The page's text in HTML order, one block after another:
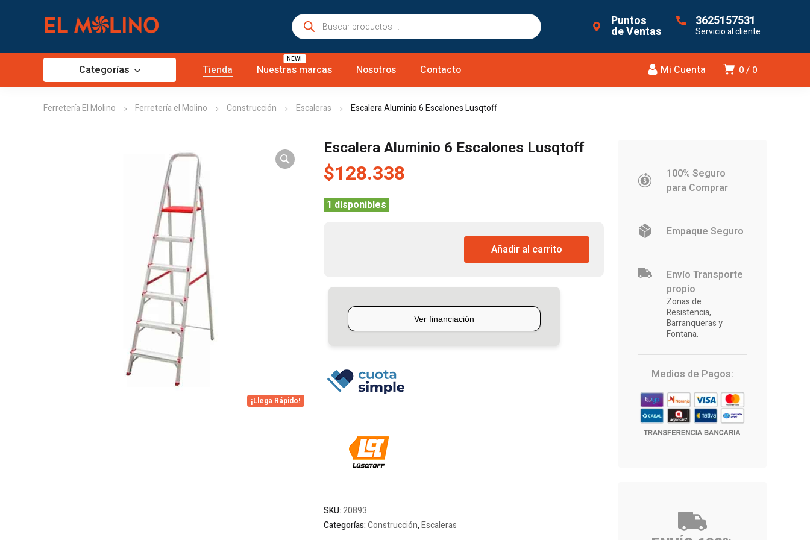
Búsqueda
de
Puntos
de Ventas
3625157531
Servicio al cliente
0 0
Mi Cuenta
Categorías Tienda Nuestras marcas
NEW!
Nosotros Contacto
Ferretería El Molino Ferretería el Molino Construcción Escaleras Escalera Aluminio 6 Escalones Lusqtoff
¡Llega Rápido!
Escalera Aluminio 6 Escalones Lusqtoff
$128.338
1 disponibles
cantidad
Añadir al carrito
SKU:20893
Categorías:Construcción,Escaleras
100% Seguro
para Comprar
Empaque Seguro
Envío Transporte
propio
Zonas de
Resistencia,
Barranqueras y
Fontana.
Medios de Pagos: